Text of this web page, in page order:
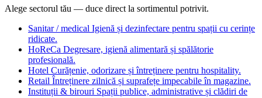
Alege sectorul tău — duce direct la sortimentul potrivit.
Sanitar / medical Igienă și dezinfectare pentru spații cu cerințe
ridicate.
HoReCa Degresare, igienă alimentară și spălătorie
profesională.
Hotel Curățenie, odorizare și întreținere pentru hospitality.
Retail Întreținere zilnică și suprafețe impecabile în magazine.
Instituții & birouri Spații publice, administrative și clădiri de